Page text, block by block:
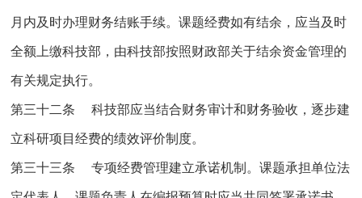
月内及时办理财务结账手续。课题经费如有结余，应当及时
全额上缴科技部，由科技部按照财政部关于结余资金管理的
有关规定执行。
第三十二条 科技部应当结合财务审计和财务验收，逐步建
立科研项目经费的绩效评价制度。
第三十三条 专项经费管理建立承诺机制。课题承担单位法